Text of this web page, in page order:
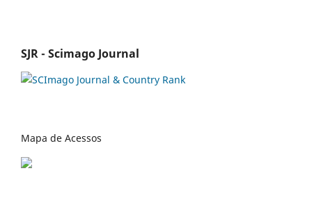
SJR - Scimago Journal
Mapa de Acessos